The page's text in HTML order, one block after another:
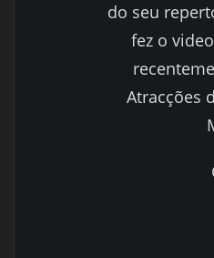
do seu
fez o
Atracções